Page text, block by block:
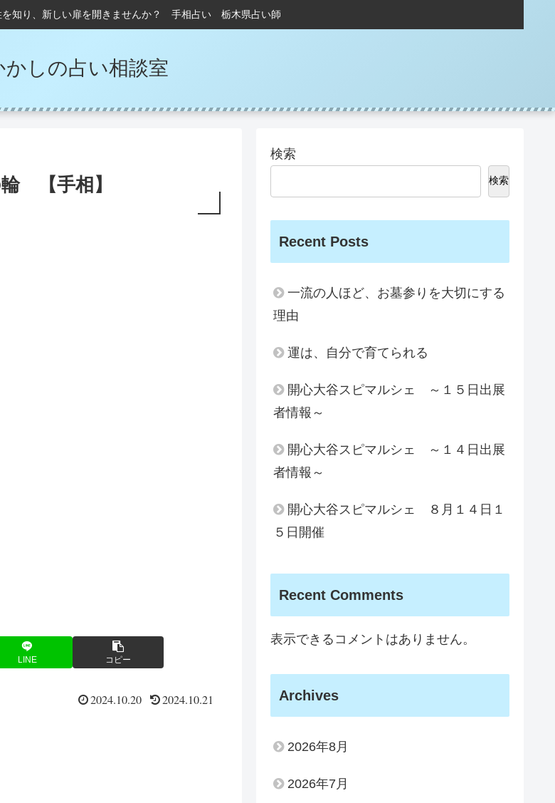
を知り、新しい扉を開きませんか？ 手相占い 栃木県占い師
かしの占い相談室
【手相】
LINE コピー
2024.10.20 2024.10.21
検索
検索
Recent Posts
一流の人ほど、お墓参りを大切にする
理由
運は、自分で育てられる
開心大谷スピマルシェ ～１５日出展
者情報～
開心大谷スピマルシェ ～１４日出展
者情報～
開心大谷スピマルシェ ８月１４日１
５日開催
Recent Comments
表示できるコメントはありません。
Archives
2026年8月
2026年7月